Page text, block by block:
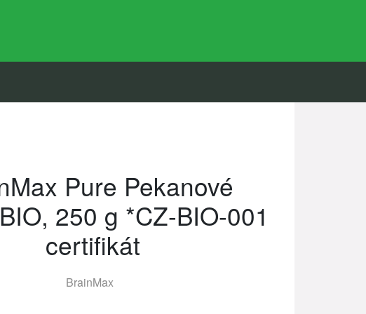
Pure Pekanové
250 g *CZ-BIO-001
certifikát
BrainMax